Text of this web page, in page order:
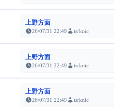
上野方面
26/07/31 22:49 tsrknic
上野方面
26/07/31 22:49 tsrknic
上野方面
26/07/31 22:49 tsrknic